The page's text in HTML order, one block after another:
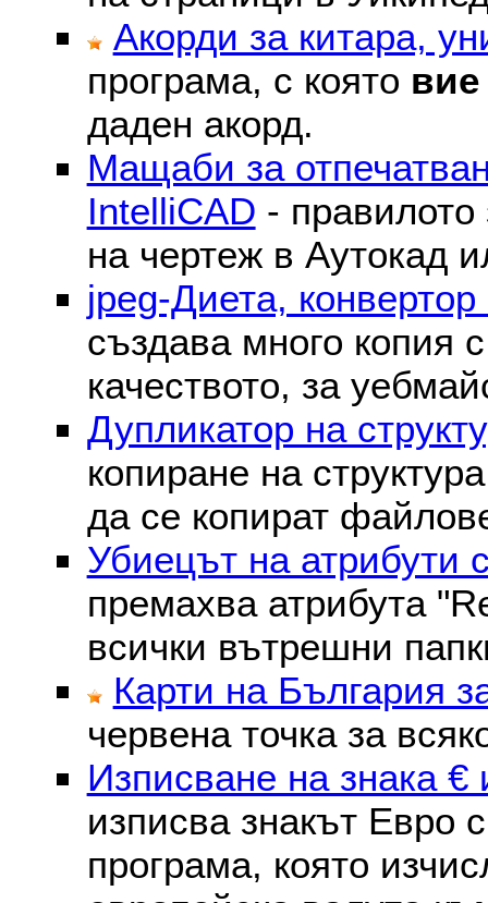
Акорди за китара,
програма, с която вие
даден акорд.
Мащаби за
IntelliCAD -
на чертеж в Аутокад
jpeg-Диета,
създава много копия
качеството, за
Дупликатор на
копиране на
да се копират
Убиецът на атрибути
премахва атрибутa
всички вътрешни
Карти на България
червена точка за
Изписване на знака €
изписва знакът Евро
програма, която